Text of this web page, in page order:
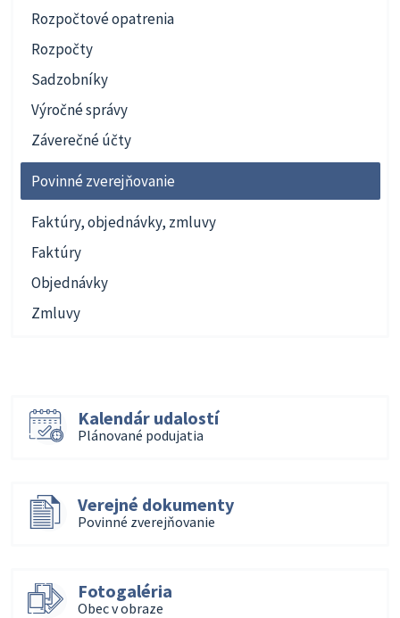
Rozpočtové opatrenia
Rozpočty
Sadzobníky
Výročné správy
Záverečné účty
Povinné zverejňovanie
Faktúry, objednávky, zmluvy
Faktúry
Objednávky
Zmluvy
Kalendár udalostí
Plánované podujatia
Verejné dokumenty
Povinné zverejňovanie
Fotogaléria
Obec v obraze